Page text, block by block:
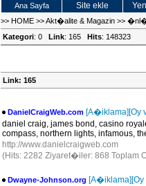
Ana Sayfa Site ekle
>> HOME >>Akt�alite & Magazin >>
Kategori: 0 Link: 165 Hits: 148323
Link: 165
DanielCraigWeb.com [A�iklama][Oy
daniel craig, james bond, casino
compass, northern lights, infamous,
http://www.danielcraigweb.com
(Hits: 2282 Ziyaret�iler: 868 Toplam
Dwayne-Johnson.org [A�iklama][Oy